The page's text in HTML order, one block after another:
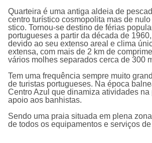
Quarteira é uma antiga aldeia de
centro turí­stico cosmopolita mas de
stico. Tornou-se destino de férias
portugueses a partir da década de
devido ao seu extenso areal e clima
extensa, com mais de 2 km de
vários molhes separados cerca de 300
Tem uma frequência sempre muito
de turistas portugueses. Na época
Centro Azul que dinamiza atividades na
apoio aos banhistas.
Sendo uma praia situada em plena
de todos os equipamentos e serviços